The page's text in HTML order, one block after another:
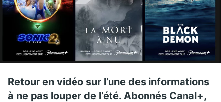
Retour en vidéo sur l’une des informations
à ne pas louper de l’été. Abonnés Canal+,